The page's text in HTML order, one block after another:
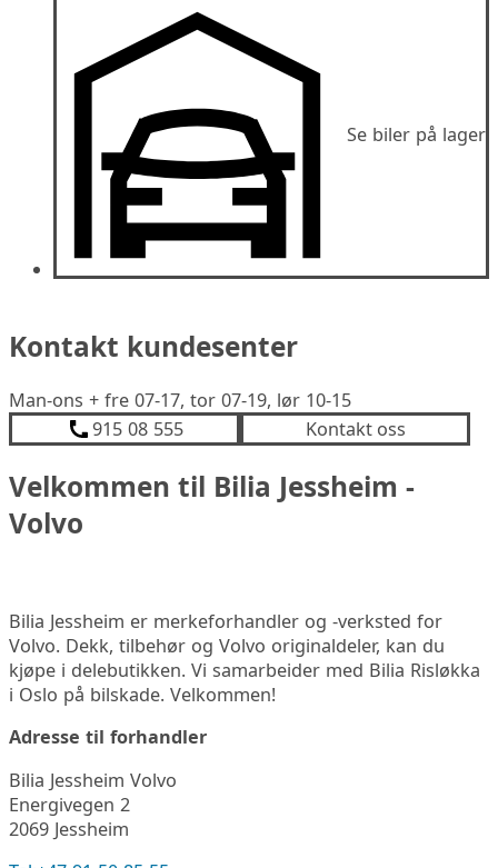
Se biler på lager
Kontakt kundesenter
Man-ons + fre 07-17, tor 07-19, lør 10-15
915 08 555
Kontakt oss
Velkommen til Bilia Jessheim -
Volvo
Bilia Jessheim er merkeforhandler og -verksted for
Volvo. Dekk, tilbehør og Volvo originaldeler, kan du
kjøpe i delebutikken. Vi samarbeider med Bilia Risløkka
i Oslo på bilskade. Velkommen!
Adresse til forhandler
Bilia Jessheim Volvo
Energivegen 2
2069 Jessheim